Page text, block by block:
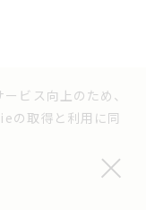
ビス向上のため、
の取得と利用に同